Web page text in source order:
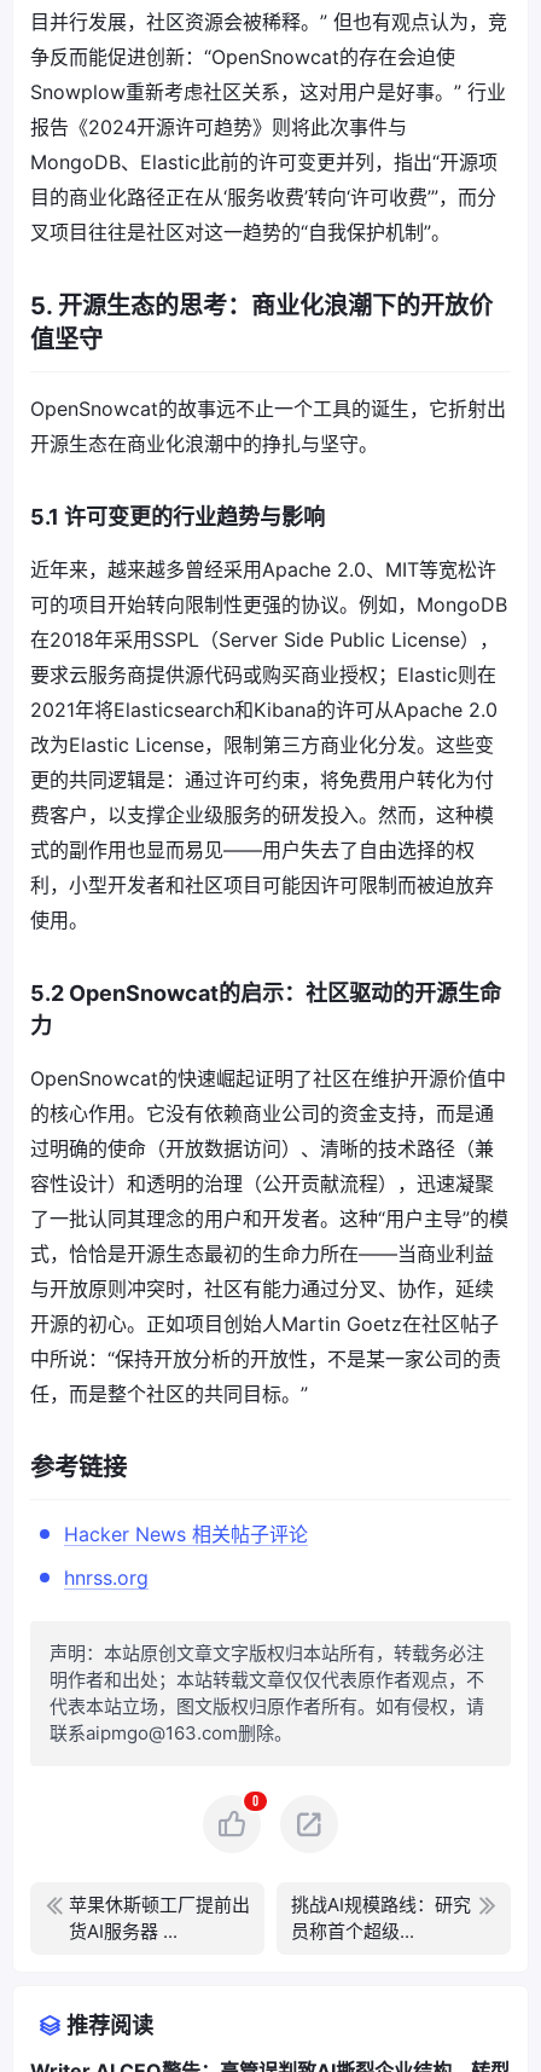
目并行发展，社区资源会被稀释。” 但也有观点认为，竞
争反而能促进创新：“OpenSnowcat的存在会迫使
Snowplow重新考虑社区关系，这对用户是好事。” 行业
报告《2024开源许可趋势》则将此次事件与
MongoDB、Elastic此前的许可变更并列，指出“开源项
目的商业化路径正在从‘服务收费’转向‘许可收费’”，而分
叉项目往往是社区对这一趋势的“自我保护机制”。
5. 开源生态的思考：商业化浪潮下的开放价
值坚守
OpenSnowcat的故事远不止一个工具的诞生，它折射出
开源生态在商业化浪潮中的挣扎与坚守。
5.1 许可变更的行业趋势与影响
近年来，越来越多曾经采用Apache 2.0、MIT等宽松许
可的项目开始转向限制性更强的协议。例如，MongoDB
在2018年采用SSPL（Server Side Public License），
要求云服务商提供源代码或购买商业授权；Elastic则在
2021年将Elasticsearch和Kibana的许可从Apache 2.0
改为Elastic License，限制第三方商业化分发。这些变
更的共同逻辑是：通过许可约束，将免费用户转化为付
费客户，以支撑企业级服务的研发投入。然而，这种模
式的副作用也显而易见——用户失去了自由选择的权
利，小型开发者和社区项目可能因许可限制而被迫放弃
使用。
5.2 OpenSnowcat的启示：社区驱动的开源生命
力
OpenSnowcat的快速崛起证明了社区在维护开源价值中
的核心作用。它没有依赖商业公司的资金支持，而是通
过明确的使命（开放数据访问）、清晰的技术路径（兼
容性设计）和透明的治理（公开贡献流程），迅速凝聚
了一批认同其理念的用户和开发者。这种“用户主导”的模
式，恰恰是开源生态最初的生命力所在——当商业利益
与开放原则冲突时，社区有能力通过分叉、协作，延续
开源的初心。正如项目创始人Martin Goetz在社区帖子
中所说：“保持开放分析的开放性，不是某一家公司的责
任，而是整个社区的共同目标。”
参考链接
Hacker News 相关帖子评论
hnrss.org
声明：本站原创文章文字版权归本站所有，转载务必注
明作者和出处；本站转载文章仅仅代表原作者观点，不
代表本站立场，图文版权归原作者所有。如有侵权，请
联系aipmgo@163.com删除。
0
苹果休斯顿工厂提前出
货AI服务器 ...
挑战AI规模路线：研究
员称首个超级...
推荐阅读